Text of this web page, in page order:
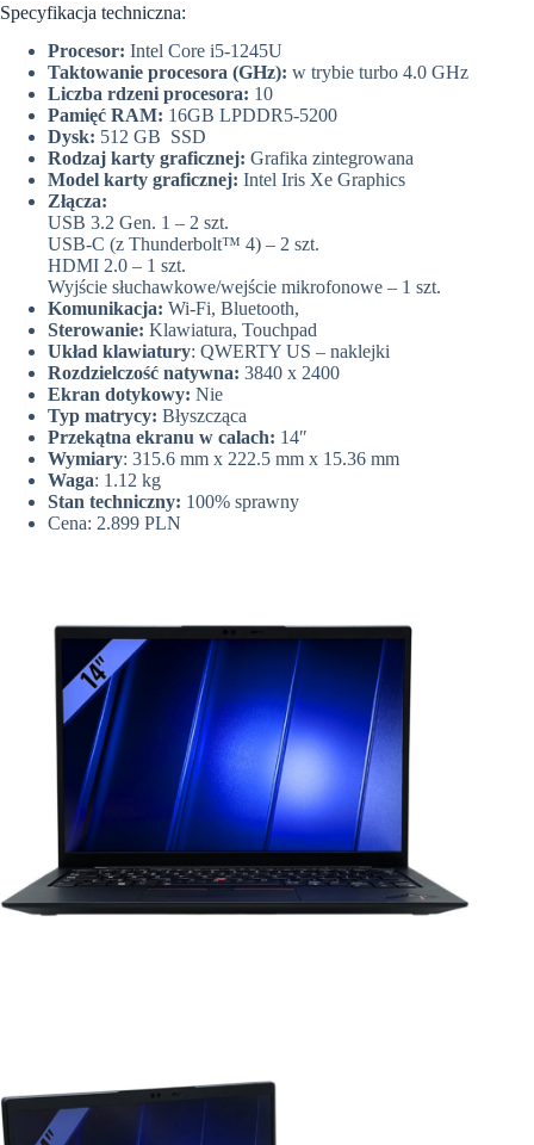
Specyfikacja techniczna:
Procesor: Intel Core i5-1245U
Taktowanie procesora (GHz): w trybie turbo 4.0 GHz
Liczba rdzeni procesora: 10
Pamięć RAM: 16GB LPDDR5-5200
Dysk: 512 GB SSD
Rodzaj karty graficznej: Grafika zintegrowana
Model karty graficznej: Intel Iris Xe Graphics
Złącza:
USB 3.2 Gen. 1 – 2 szt.
USB-C (z Thunderbolt™ 4) – 2 szt.
HDMI 2.0 – 1 szt.
Wyjście słuchawkowe/wejście mikrofonowe – 1 szt.
Komunikacja: Wi-Fi, Bluetooth,
Sterowanie: Klawiatura, Touchpad
Układ klawiatury: QWERTY US – naklejki
Rozdzielczość natywna: 3840 x 2400
Ekran dotykowy: Nie
Typ matrycy: Błyszcząca
Przekątna ekranu w calach: 14″
Wymiary: 315.6 mm x 222.5 mm x 15.36 mm
Waga: 1.12 kg
Stan techniczny: 100% sprawny
Cena: 2.899 PLN